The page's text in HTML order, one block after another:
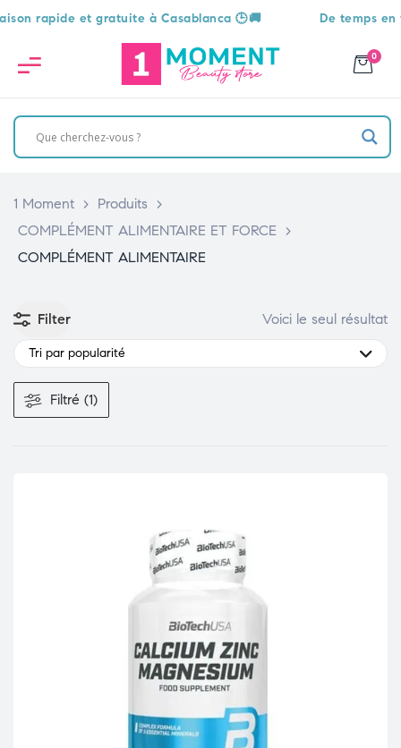
rapide et gratuite à Casablanca 🕒🚚 De temps en
0
1 Moment > Produits
>
COMPLÉMENT ALIMENTAIRE ET FORCE
>
COMPLÉMENT ALIMENTAIRE
Filter Voici le seul résultat
Tri par popularité
Filtré (1)